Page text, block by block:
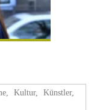
Kultur, Künstler,